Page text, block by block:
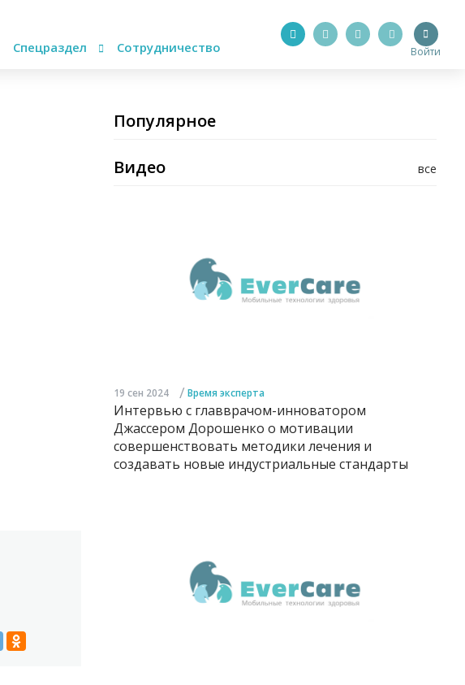
Спецраздел Сотрудничество Войти
Популярное
все
Видео
19 сен 2024 / Время эксперта
Интервью с главврачом-инноватором
Джассером Дорошенко о мотивации
совершенствовать методики лечения и
создавать новые индустриальные стандарты